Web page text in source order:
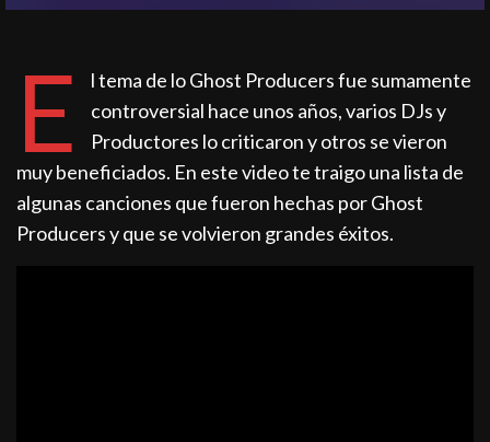
E
l tema de lo Ghost Producers fue sumamente
controversial hace unos años, varios DJs y
Productores lo criticaron y otros se vieron
muy beneficiados. En este video te traigo una lista de
algunas canciones que fueron hechas por Ghost
Producers y que se volvieron grandes éxitos.